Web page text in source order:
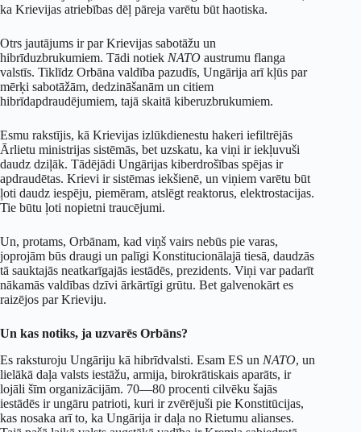
ka Krievijas atriebības dēļ pāreja varētu būt haotiska.
Otrs jautājums ir par Krievijas sabotāžu un
hibrīduzbrukumiem. Tādi notiek NATO austrumu flanga
valstīs. Tiklīdz Orbāna valdība pazudīs, Ungārija arī kļūs par
mērķi sabotāžām, dedzināšanām un citiem
hibrīdapdraudējumiem, tajā skaitā kiberuzbrukumiem.
Esmu rakstījis, kā Krievijas izlūkdienestu hakeri iefiltrējās
Ārlietu ministrijas sistēmās, bet uzskatu, ka viņi ir iekļuvuši
daudz dziļāk. Tādējādi Ungārijas kiberdrošības spējas ir
apdraudētas. Krievi ir sistēmas iekšienē, un viņiem varētu būt
ļoti daudz iespēju, piemēram, atslēgt reaktorus, elektrostacijas.
Tie būtu ļoti nopietni traucējumi.
Un, protams, Orbānam, kad viņš vairs nebūs pie varas,
joprojām būs draugi un palīgi Konstitucionālajā tiesā, daudzās
tā sauktajās neatkarīgajās iestādēs, prezidents. Viņi var padarīt
nākamās valdības dzīvi ārkārtīgi grūtu. Bet galvenokārt es
raizējos par Krieviju.
Un kas notiks, ja uzvarēs Orbāns?
Es raksturoju Ungāriju kā hibrīdvalsti. Esam ES un NATO, un
lielākā daļa valsts iestāžu, armija, birokrātiskais aparāts, ir
lojāli šīm organizācijām. 70—80 procenti cilvēku šajās
iestādēs ir ungāru patrioti, kuri ir zvērējuši pie Konstitūcijas,
kas nosaka arī to, ka Ungārija ir daļa no Rietumu alianses.